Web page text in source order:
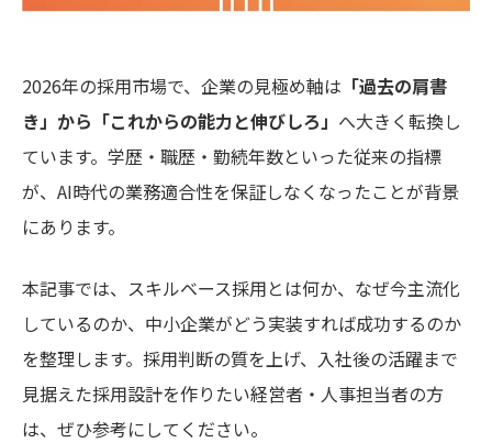
2026年の採用市場で、企業の見極め軸は 「過去の肩書
き」から「これからの能力と伸びしろ」 へ大きく転換し
ています。学歴・職歴・勤続年数といった従来の指標
が、AI時代の業務適合性を保証しなくなったことが背景
にあります。
本記事では、スキルベース採用とは何か、なぜ今主流化
しているのか、中小企業がどう実装すれば成功するのか
を整理します。採用判断の質を上げ、入社後の活躍まで
見据えた採用設計を作りたい経営者・人事担当者の方
は、ぜひ参考にしてください。